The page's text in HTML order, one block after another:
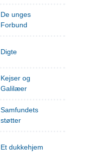
De unges
Forbund
Digte
Kejser og
Galilæer
Samfundets
støtter
Et dukkehjem